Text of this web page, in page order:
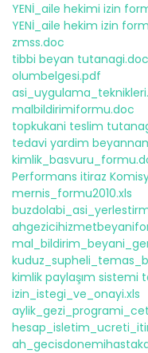
YENİ_aile hekimi izin
YENİ_aile hekim izin
zmss.doc
tibbi beyan tutanagi.doc
olumbelgesi.pdf
malbildirimiformu.doc
topkukani teslim
tedavi yardim
Performans itiraz
mernis_formu2010.xls
kimlik paylaşım
izin_istegi_ve_onayi.xls